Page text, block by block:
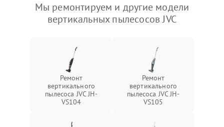
Мы ремонтируем и другие модели
вертикальных пылесосов JVC
Ремонт
вертикального
пылесоса JVC JH-
VS104
Ремонт
вертикального
пылесоса JVC JH-
VS105